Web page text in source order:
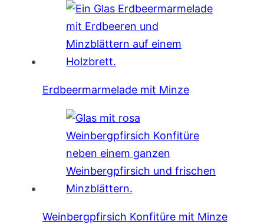
Erdbeermarmelade mit Minze
Weinbergpfirsich Konfitüre mit Minze